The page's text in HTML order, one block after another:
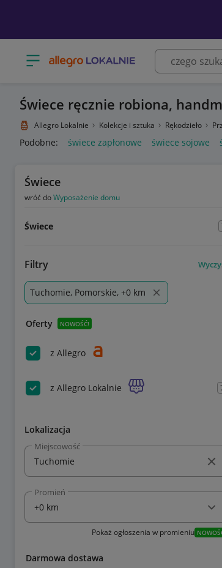
Otwórz menu z kategoriami
Świece ręcznie robiona,
Allegro Lokalnie Kolekcje i sztuka Rękodzieło
Podobne: świece zapłonowe świece sojowe
Świece
wróć doWyposażenie domu
Świece
Filtry
Tuchomie, Pomorskie, +0 km
Oferty NOWOŚĆ!
z Allegro
z Allegro Lokalnie
Lokalizacja
Miejscowość
Promień
Pokaż ogłoszenia w promieniu
Darmowa dostawa